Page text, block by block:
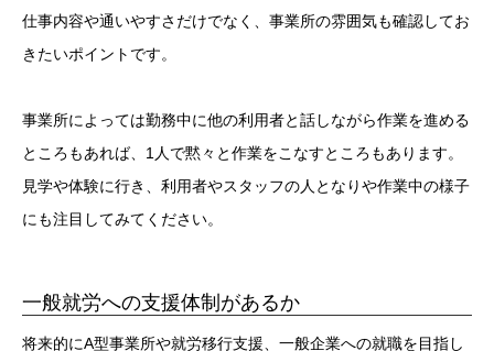
仕事内容や通いやすさだけでなく、事業所の雰囲気も確認してお
きたいポイントです。
事業所によっては勤務中に他の利用者と話しながら作業を進める
ところもあれば、1人で黙々と作業をこなすところもあります。
見学や体験に行き、利用者やスタッフの人となりや作業中の様子
にも注目してみてください。
一般就労への支援体制があるか
将来的にA型事業所や就労移行支援、一般企業への就職を目指し